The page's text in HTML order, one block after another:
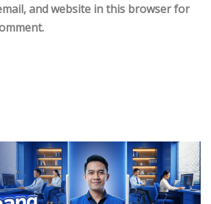
and website in this browser for